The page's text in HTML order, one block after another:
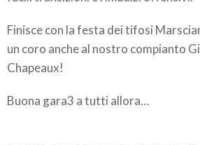
Finisce con la festa dei tifosi
un coro anche al nostro compianto
Chapeaux!
Buona gara3 a tutti allora…